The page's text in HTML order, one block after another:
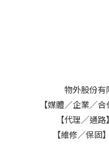
物外股份有
【媒體／企業／
【代理／通
【維修／保